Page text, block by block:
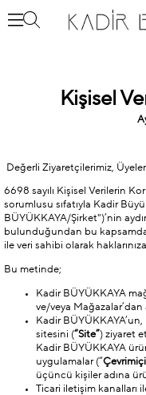
Kişisel
Değerli Ziyaretçilerimiz,
6698 sayılı Kişisel Verilerin
sorumlusu sıfatıyla Kadir
BÜYÜKKAYA/Şirket")’nin
bulunduğundan bu
ile veri sahibi olarak
Bu metinde;
Kadir BÜYÜKKAYA
ve/veya Mağazalar’dan
Kadir
sitesini (“Site”) ziyaret
Kadir BÜYÜKKAYA
uygulamalar (“
üçüncü kişiler adına
Ticari iletişim kanalları